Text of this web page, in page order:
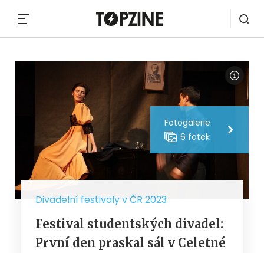
Fotogalerie
6 fotek
Divadelní festivaly v ČR 2023
Festival studentských divadel:
První den praskal sál v Celetné